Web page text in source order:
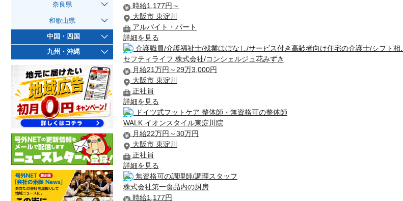
時給1,177円～
大阪市 東淀川
アルバイト・パート
詳細を見る
介護職員/介護福祉士/残業ほぼなし/サービス付き高齢者向け住宅の介護士/シフト相...
セフティライフ 株式会社/コンシェルジュ花みずき
月給21万円～29万3,000円
大阪市 東淀川
正社員
詳細を見る
ドイツ式フットケア 整体師・無資格可の整体師
WALK イオンスタイル東淀川院
月給22万円～30万円
大阪市 東淀川
正社員
詳細を見る
無資格可の調理師/調理スタッフ
株式会社第一食品内の厨房
時給1,177円
奈良県
和歌山県
中国・四国
九州・沖縄